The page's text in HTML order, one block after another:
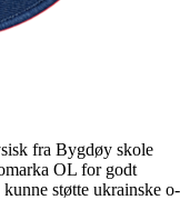
fra Bygdøy skole
OL for godt
støtte ukrainske o-